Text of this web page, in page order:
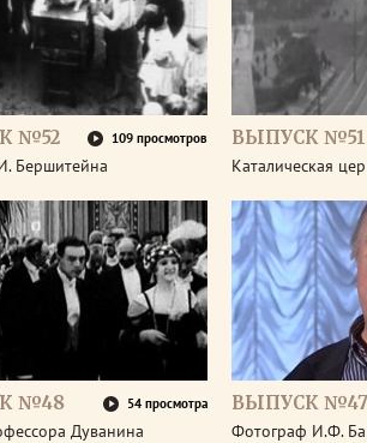
№52 109 просмотров
Бершитейна
ВЫПУСК №51
Каталическая
№48 54 просмотра
Дуванина
ВЫПУСК №47
Фотограф И.Ф.